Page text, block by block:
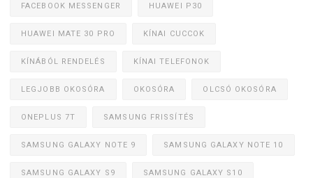
FACEBOOK MESSENGER HUAWEI P30
HUAWEI MATE 30 PRO KÍNAI CUCCOK
KÍNÁBÓL RENDELÉS KÍNAI TELEFONOK
LEGJOBB OKOSÓRA OKOSÓRA OLCSÓ OKOSÓRA
ONEPLUS 7T SAMSUNG FRISSÍTÉS
SAMSUNG GALAXY NOTE 9 SAMSUNG GALAXY NOTE 10
SAMSUNG GALAXY S9 SAMSUNG GALAXY S10